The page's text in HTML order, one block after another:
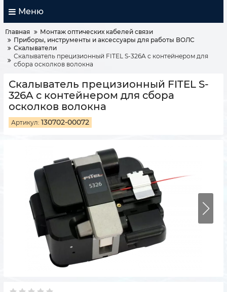
Меню
Главная
Монтаж оптических кабелей связи
Приборы, инструменты и аксессуары для работы ВОЛС
Скалыватели
Скалыватель прецизионный FITEL S-326A с контейнером для
сбора осколков волокна
Скалыватель прецизионный FITEL S-
326A с контейнером для сбора
осколков волокна
Артикул: 130702-00072